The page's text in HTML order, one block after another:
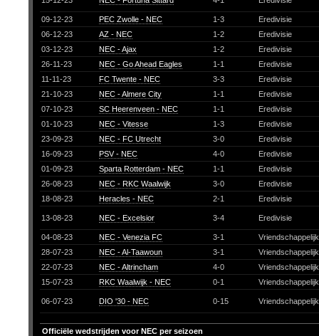
09-12-23 PEC Zwolle - NEC 1-3
Eredivisie
06-12-23
AZ - NEC 1-2
Eredivisie
03-12-23
NEC - Ajax 1-2
Eredivisie
26-11-23
NEC - Go Ahead Eagles 1-1
Eredivisie
11-11-23
FC Twente - NEC 3-3
Eredivisie
21-10-23
NEC - Almere City 1-1
Eredivisie
07-10-23
SC Heerenveen - NEC 1-1
Eredivisie
01-10-23
NEC - Vitesse 1-3
Eredivisie
23-09-23
NEC - FC Utrecht 3-0
Eredivisie
16-09-23
PSV - NEC 4-0
Eredivisie
01-09-23
Sparta Rotterdam - NEC 1-1
Eredivisie
26-08-23
NEC - RKC Waalwijk 3-0
Eredivisie
18-08-23
Heracles - NEC 2-1 Eredivisie
13-08-23 NEC - Excelsior 3-4 Eredivisie
04-08-23 NEC - Venezia FC 3-1
28-07-23
NEC - Al-Taawoun 3-1
22-07-23
NEC - Altrincham 4-0
15-07-23
RKC Waalwijk - NEC 0-1
06-07-23 DIO '30 - NEC 0-15
Officiële wedstrijden voor NEC per seizoen